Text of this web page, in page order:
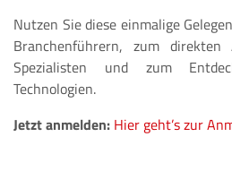
Nutzen Sie diese einmalige
Branchenführern, zum
Spezialisten und zum
Technologien.
Jetzt anmelden: Hier geht’s zur